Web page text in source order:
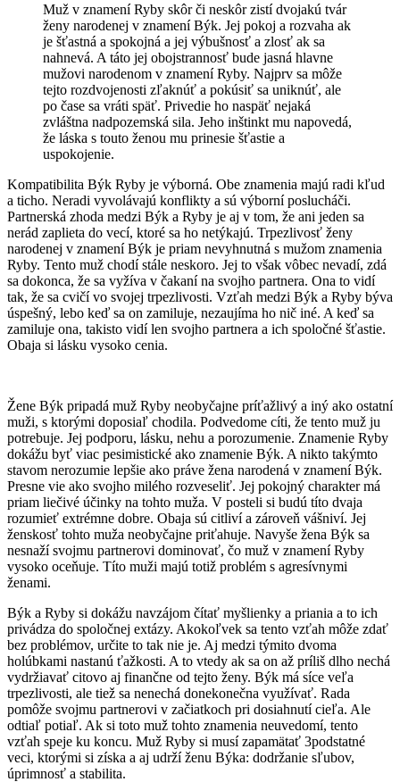
Muž v znamení Ryby skôr či neskôr zistí dvojakú tvár
ženy narodenej v znamení Býk. Jej pokoj a rozvaha ak
je šťastná a spokojná a jej výbušnosť a zlosť ak sa
nahnevá. A táto jej obojstrannosť bude jasná hlavne
mužovi narodenom v znamení Ryby. Najprv sa môže
tejto rozdvojenosti zľaknúť a pokúsiť sa uniknúť, ale
po čase sa vráti späť. Privedie ho naspäť nejaká
zvláštna nadpozemská sila. Jeho inštinkt mu napovedá,
že láska s touto ženou mu prinesie šťastie a
uspokojenie.
Kompatibilita Býk Ryby je výborná. Obe znamenia majú radi kľud
a ticho. Neradi vyvolávajú konflikty a sú výborní poslucháči.
Partnerská zhoda medzi Býk a Ryby je aj v tom, že ani jeden sa
nerád zaplieta do vecí, ktoré sa ho netýkajú. Trpezlivosť ženy
narodenej v znamení Býk je priam nevyhnutná s mužom znamenia
Ryby. Tento muž chodí stále neskoro. Jej to však vôbec nevadí, zdá
sa dokonca, že sa vyžíva v čakaní na svojho partnera. Ona to vidí
tak, že sa cvičí vo svojej trpezlivosti. Vzťah medzi Býk a Ryby býva
úspešný, lebo keď sa on zamiluje, nezaujíma ho nič iné. A keď sa
zamiluje ona, takisto vidí len svojho partnera a ich spoločné šťastie.
Obaja si lásku vysoko cenia.
Žene Býk pripadá muž Ryby neobyčajne príťažlivý a iný ako ostatní
muži, s ktorými doposiaľ chodila. Podvedome cíti, že tento muž ju
potrebuje. Jej podporu, lásku, nehu a porozumenie. Znamenie Ryby
dokážu byť viac pesimistické ako znamenie Býk. A nikto takýmto
stavom nerozumie lepšie ako práve žena narodená v znamení Býk.
Presne vie ako svojho milého rozveseliť. Jej pokojný charakter má
priam liečivé účinky na tohto muža. V posteli si budú títo dvaja
rozumieť extrémne dobre. Obaja sú citliví a zároveň vášniví. Jej
ženskosť tohto muža neobyčajne priťahuje. Navyše žena Býk sa
nesnaží svojmu partnerovi dominovať, čo muž v znamení Ryby
vysoko oceňuje. Títo muži majú totiž problém s agresívnymi
ženami.
Býk a Ryby si dokážu navzájom čítať myšlienky a priania a to ich
privádza do spoločnej extázy. Akokoľvek sa tento vzťah môže zdať
bez problémov, určite to tak nie je. Aj medzi týmito dvoma
holúbkami nastanú ťažkosti. A to vtedy ak sa on až príliš dlho nechá
vydržiavať citovo aj finančne od tejto ženy. Býk má síce veľa
trpezlivosti, ale tiež sa nenechá donekonečna využívať. Rada
pomôže svojmu partnerovi v začiatkoch pri dosiahnutí cieľa. Ale
odtiaľ potiaľ. Ak si toto muž tohto znamenia neuvedomí, tento
vzťah speje ku koncu. Muž Ryby si musí zapamätať 3podstatné
veci, ktorými si získa a aj udrží ženu Býka: dodržanie sľubov,
úprimnosť a stabilita.